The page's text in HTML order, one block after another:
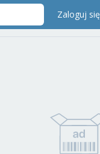
Zaloguj się